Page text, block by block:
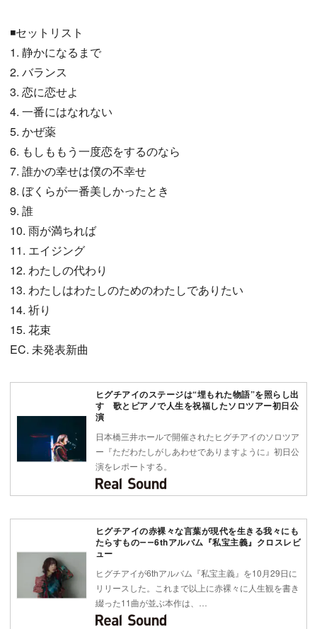
◾️セットリスト
1. 静かになるまで
2. バランス
3. 恋に恋せよ
4. 一番にはなれない
5. かぜ薬
6. もしももう一度恋をするのなら
7. 誰かの幸せは僕の不幸せ
8. ぼくらが一番美しかったとき
9. 誰
10. 雨が満ちれば
11. エイジング
12. わたしの代わり
13. わたしはわたしのためのわたしでありたい
14. 祈り
15. 花束
EC. 未発表新曲
ヒグチアイのステージは“埋もれた物語”を照らし出
す 歌とピアノで人生を祝福したソロツアー初日公
演
日本橋三井ホールで開催されたヒグチアイのソロツア
ー『ただわたしがしあわせでありますように』初日公
演をレポートする。
ヒグチアイの赤裸々な言葉が現代を生きる我々にも
たらすもの――6thアルバム『私宝主義』クロスレビ
ュー
ヒグチアイが6thアルバム『私宝主義』を10月29日に
リリースした。これまで以上に赤裸々に人生観を書き
綴った11曲が並ぶ本作は、…